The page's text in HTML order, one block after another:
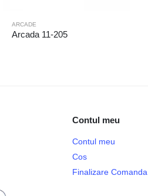
ARCADE
Arcada 11-205
Contul meu
Contul meu
Cos
Finalizare Comanda